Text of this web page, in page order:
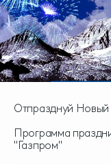
Отпразднуй Новый
Программа
"Газпром"